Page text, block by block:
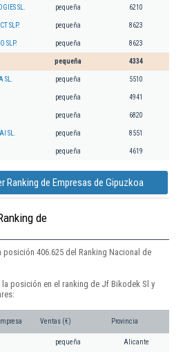
SL. pequeña 6210
SLP. pequeña 8623
SLP. pequeña 8623
pequeña 4334
SL. pequeña 5510
pequeña 4941
pequeña 6820
SL. pequeña 8551
pequeña 4619
Ranking de Empresas de Gipuzkoa
de
406.625 del Ranking Nacional de
posición en el ranking de Jf Bikodek Sl y
Ventas (€) Provincia
pequeña Alicante